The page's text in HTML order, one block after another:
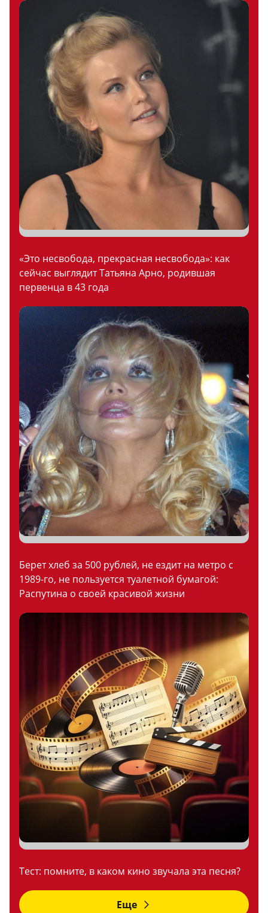
«Это несвобода, прекрасная несвобода»: как
сейчас выглядит Татьяна Арно, родившая
первенца в 43 года
Берет хлеб за 500 рублей, не ездит на метро с
1989-го, не пользуется туалетной бумагой:
Распутина о своей красивой жизни
Тест: помните, в каком кино звучала эта песня?
Еще